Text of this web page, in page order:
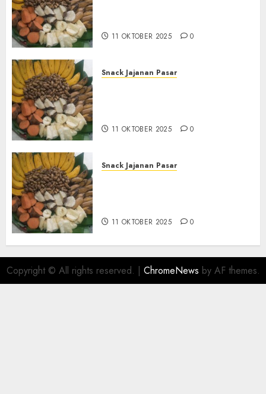
11 OKTOBER 2025 0
Snack Jajanan Pasar
11 OKTOBER 2025 0
Snack Jajanan Pasar
11 OKTOBER 2025 0
Copyright © All rights reserved. | ChromeNews by AF themes.